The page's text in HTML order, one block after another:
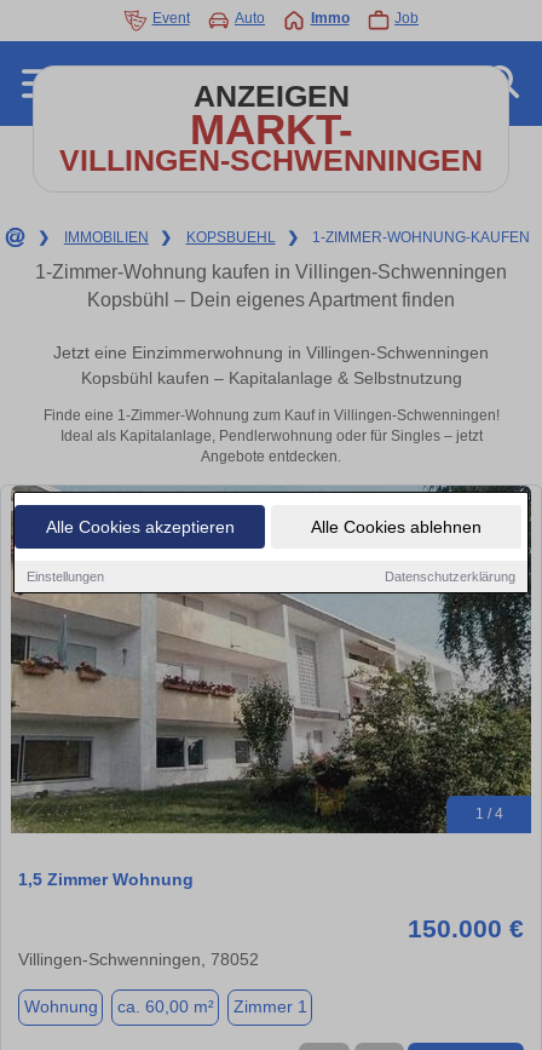
Alle Cookies akzeptieren Alle Cookies ablehnen
Einstellungen Datenschutzerklärung
Event Auto Immo Job
ANZEIGEN
MARKT-
VILLINGEN-SCHWENNINGEN
❯ IMMOBILIEN ❯ KOPSBUEHL ❯ 1-ZIMMER-WOHNUNG-KAUFEN
1-Zimmer-Wohnung kaufen in Villingen-Schwenningen
Kopsbühl – Dein eigenes Apartment finden
Jetzt eine Einzimmerwohnung in Villingen-Schwenningen
Kopsbühl kaufen – Kapitalanlage & Selbstnutzung
Finde eine 1-Zimmer-Wohnung zum Kauf in Villingen-Schwenningen!
Ideal als Kapitalanlage, Pendlerwohnung oder für Singles – jetzt
Angebote entdecken.
1 / 4
1,5 Zimmer Wohnung
150.000 €
Villingen-Schwenningen, 78052
Wohnung ca. 60,00 m² Zimmer 1